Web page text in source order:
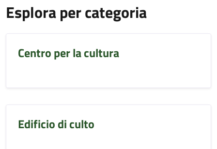
Esplora per categoria
Centro per la cultura
Edificio di culto